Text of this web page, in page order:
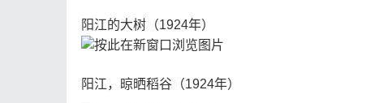
阳江的大树（1924年）
阳江，晾晒稻谷（1924年）